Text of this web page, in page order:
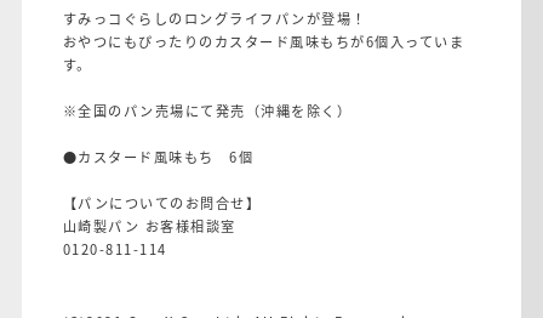
すみっコぐらしのロングライフパンが登場！
おやつにもぴったりのカスタード風味もちが6個入っていま
す。
※全国のパン売場にて発売（沖縄を除く）
●カスタード風味もち 6個
【パンについてのお問合せ】
山崎製パン お客様相談室
0120-811-114